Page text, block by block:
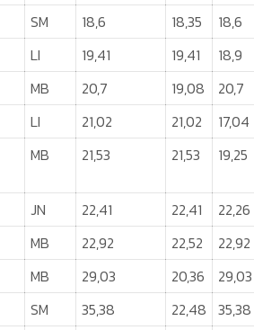
SM 18,6 18,35
18,6
LI 19,41 19,41
18,9
MB 20,7 19,08
20,7
LI 21,02 21,02
17,04
MB 21,53 21,53 19,25
JN 22,41 22,41
22,26
MB 22,92 22,52
22,92
MB 29,03 20,36
29,03
SM 35,38 22,48 35,38